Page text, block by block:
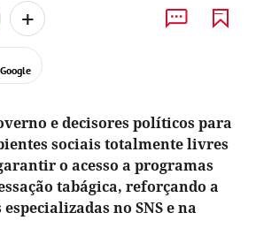
+
e decisores políticos para
sociais totalmente livres
o acesso a programas
tabágica, reforçando a
no SNS e na